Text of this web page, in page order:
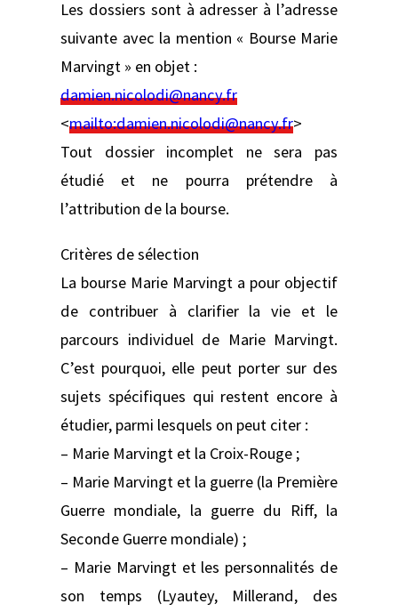
Les dossiers sont à adresser à l’adresse
suivante avec la mention « Bourse Marie
Marvingt » en objet :
damien.nicolodi@nancy.fr
<mailto:damien.nicolodi@nancy.fr>
Tout dossier incomplet ne sera pas
étudié et ne pourra prétendre à
l’attribution de la bourse.
Critères de sélection
La bourse Marie Marvingt a pour objectif
de contribuer à clarifier la vie et le
parcours individuel de Marie Marvingt.
C’est pourquoi, elle peut porter sur des
sujets spécifiques qui restent encore à
étudier, parmi lesquels on peut citer :
– Marie Marvingt et la Croix-Rouge ;
– Marie Marvingt et la guerre (la Première
Guerre mondiale, la guerre du Riff, la
Seconde Guerre mondiale) ;
– Marie Marvingt et les personnalités de
son temps (Lyautey, Millerand, des